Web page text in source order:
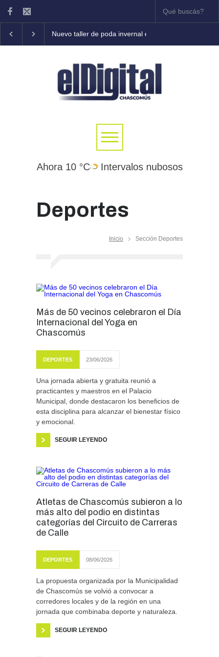
Nuevo taller de poda invernal en frutales
Ahora 10 °C Intervalos nubosos
Deportes
Inicio Sección Deportes
Más de 50 vecinos celebraron el Día
Internacional del Yoga en
Chascomús
DEPORTES 23/06/2026
Una jornada abierta y gratuita reunió a
practicantes y maestros en el Palacio
Municipal, donde destacaron los beneficios de
esta disciplina para alcanzar el bienestar físico
y emocional.
SEGUIR LEYENDO
Atletas de Chascomús subieron a lo
más alto del podio en distintas
categorías del Circuito de Carreras
de Calle
DEPORTES 08/06/2026
La propuesta organizada por la Municipalidad
de Chascomús se volvió a convocar a
corredores locales y de la región en una
jornada que combinaba deporte y naturaleza.
SEGUIR LEYENDO